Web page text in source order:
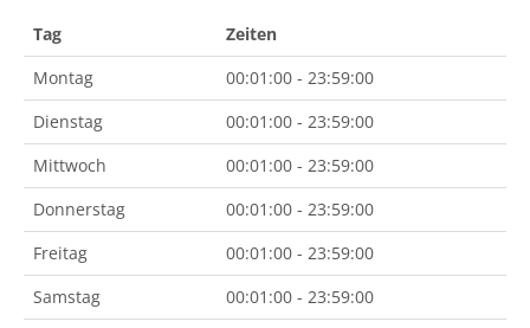
Tag
Zeiten
Montag
00:01:00 - 23:59:00
Dienstag
00:01:00 - 23:59:00
Mittwoch
00:01:00 - 23:59:00
Donnerstag
00:01:00 - 23:59:00
Freitag
00:01:00 - 23:59:00
Samstag
00:01:00 - 23:59:00